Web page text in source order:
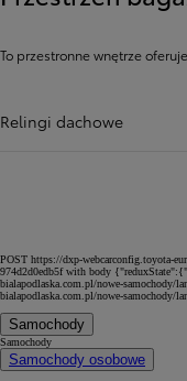
To przestronne wnętrze
Relingi dachowe
POST https://dxp-webcarconfig.toyota-
974d2d0edb5f with body
bialapodlaska.com.pl/nowe-samochody/
bialapodlaska.com.pl/nowe-samochody/
Samochody
Samochody
Samochody osobowe